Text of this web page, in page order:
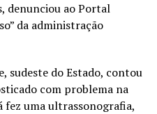
denunciou ao Portal
da administração
sudeste do Estado, contou
com problema na
fez uma ultrassonografia,